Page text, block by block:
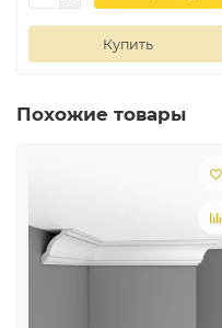
Купить
Похожие товары